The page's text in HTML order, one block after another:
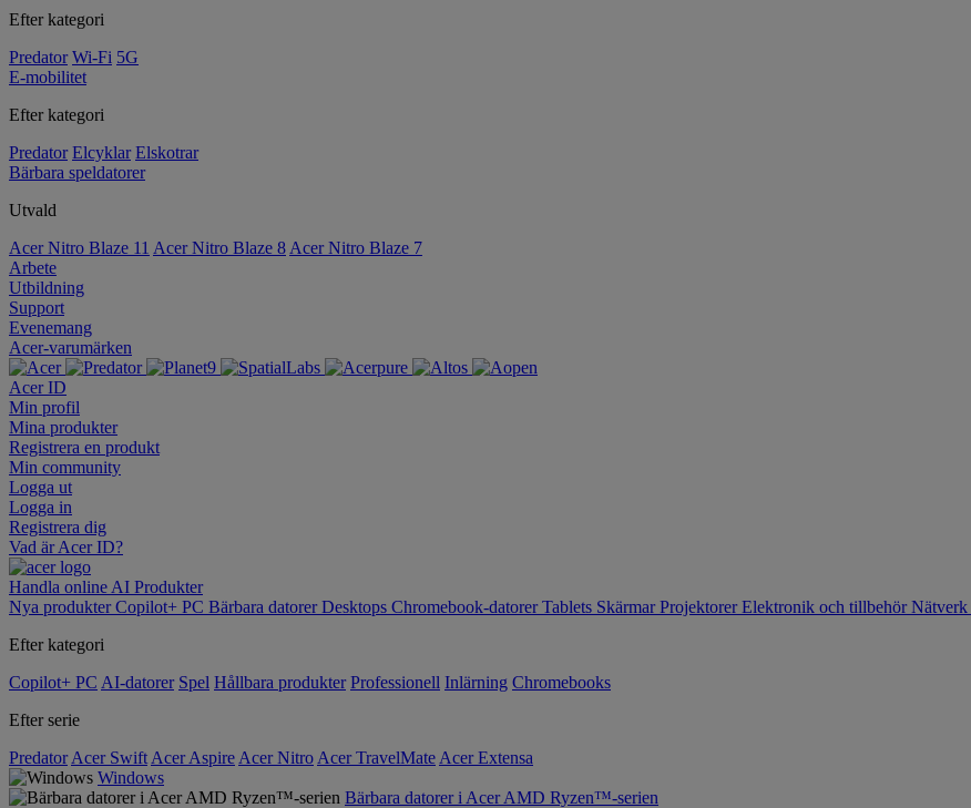
Efter kategori
Predator Wi-Fi 5G
E-mobilitet
Efter kategori
Predator Elcyklar Elskotrar
Bärbara speldatorer
Utvald
Acer Nitro Blaze 11 Acer Nitro Blaze 8 Acer Nitro Blaze 7
Arbete
Utbildning
Support
Evenemang
Acer-varumärken
Acer ID
Min profil
Mina produkter
Registrera en produkt
Min community
Logga ut
Logga in
Registrera dig
Vad är Acer ID?
Handla online AI Produkter
Nya produkterCopilot+ PC Bärbara datorerDesktops Chromebook-datorerTablets SkärmarProjektorerElektronik och tillbehörNätverk
Efter kategori
Copilot+ PC AI-datorer Spel Hållbara produkter Professionell Inlärning Chromebooks
Efter serie
Predator Acer Swift Acer Aspire Acer Nitro Acer TravelMate Acer Extensa
Windows
Bärbara datorer i Acer AMD Ryzen™-serien